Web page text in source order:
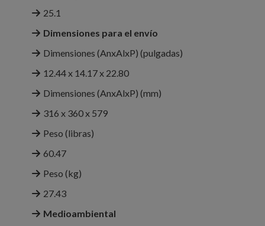
25.1
Dimensiones para el envío
Dimensiones (AnxAlxP) (pulgadas)
12.44 x 14.17 x 22.80
Dimensiones (AnxAlxP) (mm)
316 x 360 x 579
Peso (libras)
60.47
Peso (kg)
27.43
Medioambiental